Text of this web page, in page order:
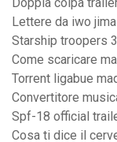
Doppia colpa
Lettere da iwo
Starship troopers
Come scaricare
Torrent ligabue
Convertitore
Spf-18 official
Cosa ti dice il